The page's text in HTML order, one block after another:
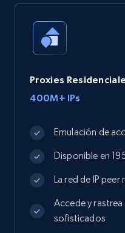
Proxies
400M+ IPs
Emulación de
Disponible en
La red de IP
Accede y
sofisticados